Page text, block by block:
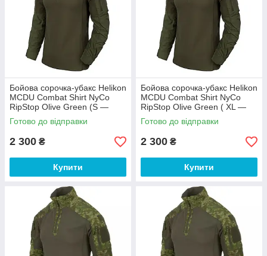
Бойова сорочка-убакс Helikon
MCDU Combat Shirt NyCo
RipStop Olive Green (S —
розмір)
Готово до відправки
2 300 ₴
Купити
Бойова сорочка-убакс Helikon
MCDU Combat Shirt NyCo
RipStop Olive Green ( XL —
розмір)
Готово до відправки
2 300 ₴
Купити